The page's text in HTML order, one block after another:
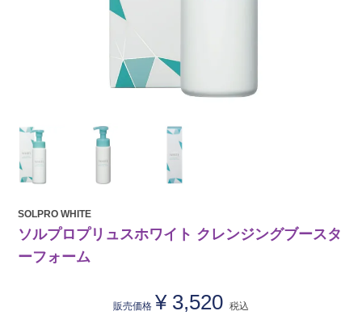
SOLPRO WHITE
ソルプロプリュスホワイト クレンジングブースタ
ーフォーム
販売価格 ¥ 3,520 税込